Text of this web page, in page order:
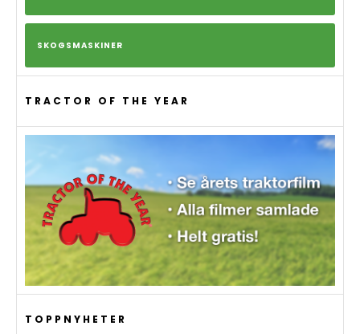
SKOGSMASKINER
TRACTOR OF THE YEAR
TOPPNYHETER